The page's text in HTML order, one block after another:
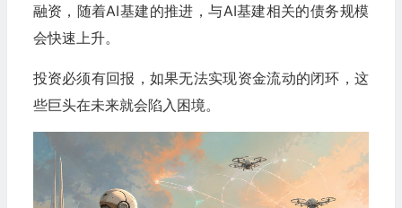
融资，随着AI基建的推进，与AI基建相关的债务规模
会快速上升。
投资必须有回报，如果无法实现资金流动的闭环，这
些巨头在未来就会陷入困境。